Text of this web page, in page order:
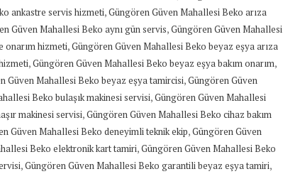
ankastre servis hizmeti,Güngören Güven Mahallesi Beko arıza
Güven Mahallesi Beko aynı gün servis,Güngören Güven Mahallesi
onarım hizmeti,Güngören Güven Mahallesi Beko beyaz eşya arıza
,Güngören Güven Mahallesi Beko beyaz eşya bakım onarım,
Güven Mahallesi Beko beyaz eşya tamircisi,Güngören Güven
Beko bulaşık makinesi servisi,Güngören Güven Mahallesi
makinesi servisi,Güngören Güven Mahallesi Beko cihaz bakım
Güven Mahallesi Beko deneyimli teknik ekip,Güngören Güven
Beko elektronik kart tamiri,Güngören Güven Mahallesi Beko
,Güngören Güven Mahallesi Beko garantili beyaz eşya tamiri,